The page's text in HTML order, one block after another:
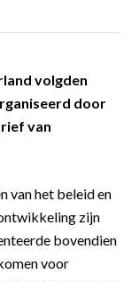
volgden
door
van
van het beleid en
zijn
bovendien
voor